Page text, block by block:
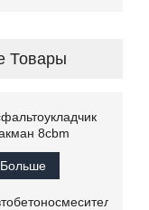
Товары
8cbm
Больше